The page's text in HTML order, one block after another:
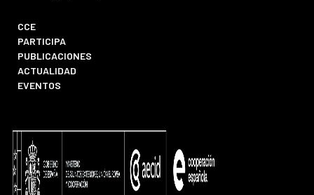
CCE
PARTICIPA
PUBLICACIONES
ACTUALIDAD
EVENTOS